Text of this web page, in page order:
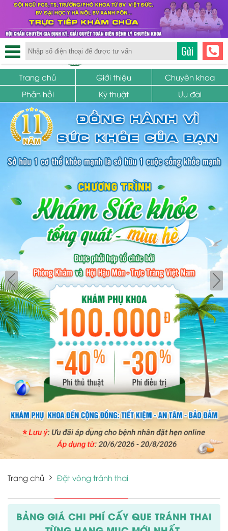
TRUNG TÂM PHỤ KHOA
SỨC KHỎE SINH SẢN
Trang chủ Giới thiệu
Chuyên khoa
Phản hồi
Kỹ thuật Ưu đãi
Trang chủ Đặt vòng tránh thai
BẢNG GIÁ CHI PHÍ CẤY QUE TRÁNH THAI
Gửi